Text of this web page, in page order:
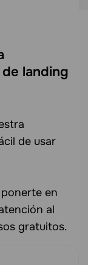
landing
de usar
en
al
gratuitos.